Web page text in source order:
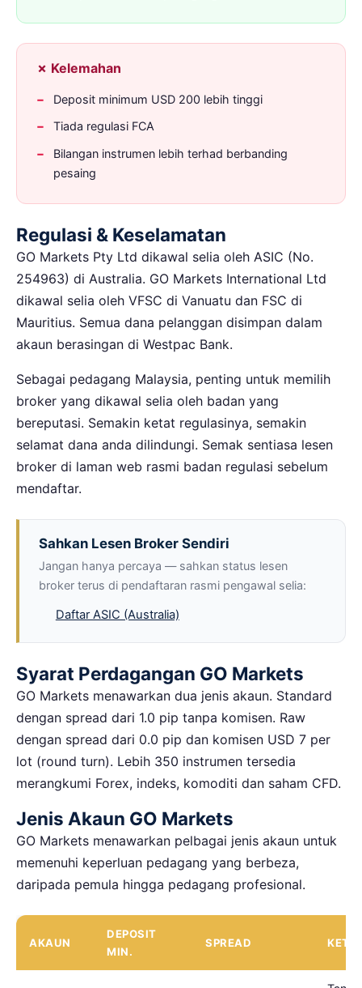
✗ Kelemahan
Deposit minimum USD 200 lebih tinggi
Tiada regulasi FCA
Bilangan instrumen lebih terhad berbanding
pesaing
Regulasi & Keselamatan
GO Markets Pty Ltd dikawal selia oleh ASIC (No.
254963) di Australia. GO Markets International Ltd
dikawal selia oleh VFSC di Vanuatu dan FSC di
Mauritius. Semua dana pelanggan disimpan dalam
akaun berasingan di Westpac Bank.
Sebagai pedagang Malaysia, penting untuk memilih
broker yang dikawal selia oleh badan yang
bereputasi. Semakin ketat regulasinya, semakin
selamat dana anda dilindungi. Semak sentiasa lesen
broker di laman web rasmi badan regulasi sebelum
mendaftar.
Sahkan Lesen Broker Sendiri
Jangan hanya percaya — sahkan status lesen
broker terus di pendaftaran rasmi pengawal selia:
Daftar ASIC (Australia)
Syarat Perdagangan GO Markets
GO Markets menawarkan dua jenis akaun. Standard
dengan spread dari 1.0 pip tanpa komisen. Raw
dengan spread dari 0.0 pip dan komisen USD 7 per
lot (round turn). Lebih 350 instrumen tersedia
merangkumi Forex, indeks, komoditi dan saham CFD.
Jenis Akaun GO Markets
GO Markets menawarkan pelbagai jenis akaun untuk
memenuhi keperluan pedagang yang berbeza,
daripada pemula hingga pedagang profesional.
AKAUN
DEPOSIT
MIN.
SPREAD